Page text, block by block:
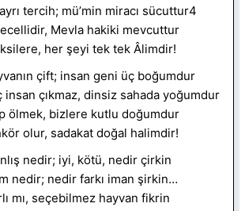
tercih; mü’min miracı sücuttur4
Mevla hakiki mevcuttur
her şeyi tek tek Âlimdir!
çift; insan geni üç boğumdur
insan çıkmaz, dinsiz sahada yoğumdur
ölmek, bizlere kutlu doğumdur
olur, sadakat doğal halimdir!
nedir; iyi, kötü, nedir çirkin
nedir; nedir farkı iman şirkin…
mı, seçebilmez hayvan fikrin